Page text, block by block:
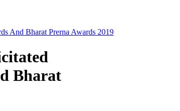
And Bharat Prerna Awards 2019
Bharat